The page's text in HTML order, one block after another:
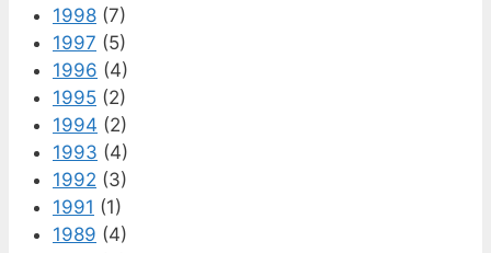
1998 (7)
1997 (5)
1996 (4)
1995 (2)
1994 (2)
1993 (4)
1992 (3)
1991 (1)
1989 (4)